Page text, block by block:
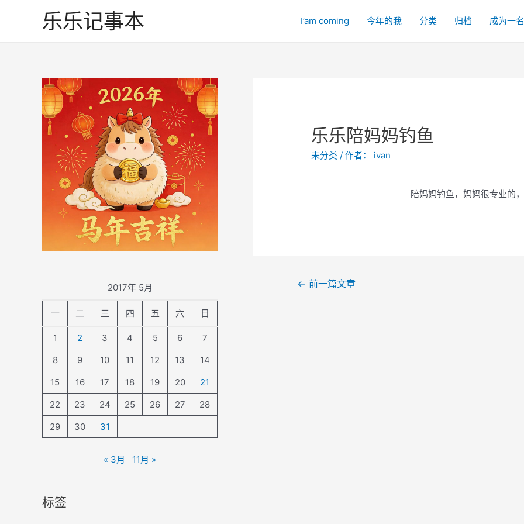
乐乐记事本 I’am coming 今年的我 分类 归档 成为一
2017年 5月
一 二 三 四 五 六 日
1 2 3 4 5 6
7
8
9 10 11 12 13
14
15
16 17 18 19 20
21
22
23 24 25 26 27
28
29
30 31
« 3月 11月 »
标签
乐乐陪妈妈钓鱼
未分类 / 作者： ivan
陪妈妈钓鱼，妈妈很专业的
← 前一篇文章